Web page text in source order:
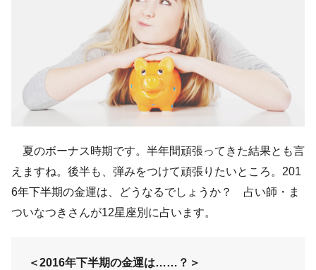
夏のボーナス時期です。半年間頑張ってきた結果とも言
えますね。後半も、弾みをつけて頑張りたいところ。201
6年下半期の金運は、どうなるでしょうか？ 占い師・ま
ついなつきさんが12星座別に占います。
＜2016年下半期の金運は……？＞